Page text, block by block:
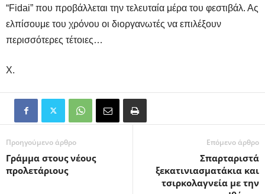
“Fidai” που προβάλλεται την τελευταία μέρα του φεστιβάλ. Ας
ελπίσουμε του χρόνου οι διοργανωτές να επιλέξουν
περισσότερες τέτοιες…
Χ.
Προηγούμενο άρθρο
Γράμμα στους νέους
προλετάριους
Επόμενο άρθρο
Σπαρταριστά
ξεκατινιασματάκια και
τσιρκολαγνεία με την